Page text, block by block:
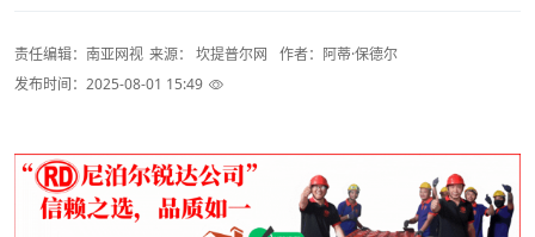
责任编辑：南亚网视 来源： 坎提普尔网
作者：阿蒂·保德尔
发布时间：2025-08-01 15:49